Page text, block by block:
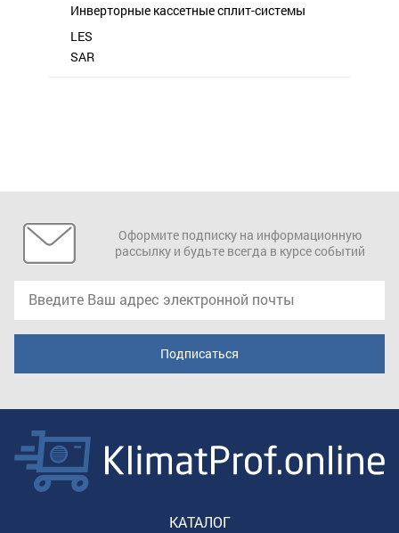
LES
SAR
Инверторные кассетные сплит-системы
Оформите подписку на информационную
рассылку и будьте всегда в курсе событий
КАТАЛОГ